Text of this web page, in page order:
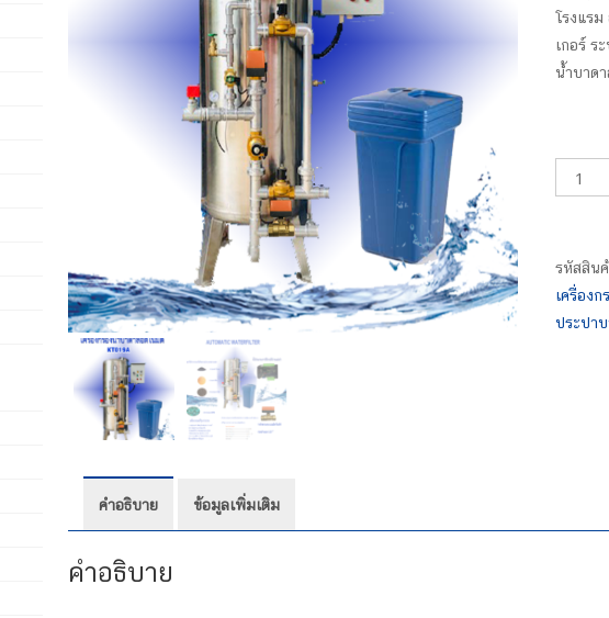
โรงแร
เกอร์
น้ำบาด
จำนวน
เครื่อง
บาดาล
รหัสสินค้
เครื่อง
ประปา
คำอธิบาย ข้อมูลเพิ่มเติม
คำอธิบาย